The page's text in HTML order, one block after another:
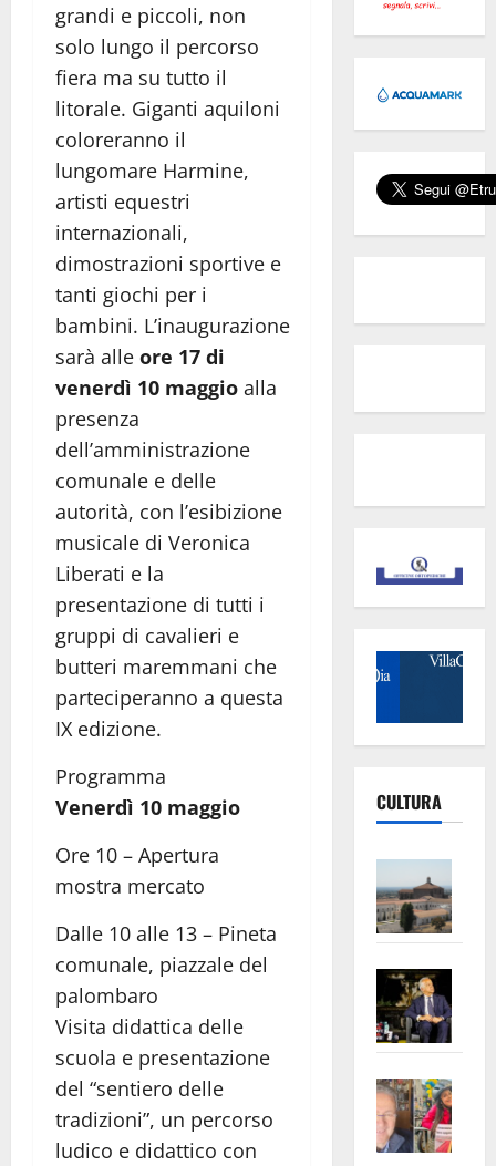
grandi e piccoli, non
solo lungo il percorso
fiera ma su tutto il
litorale. Giganti aquiloni
coloreranno il
lungomare Harmine,
artisti equestri
internazionali,
dimostrazioni sportive e
tanti giochi per i
bambini. L’inaugurazione
sarà alle ore 17 di
venerdì 10 maggio alla
presenza
dell’amministrazione
comunale e delle
autorità, con l’esibizione
musicale di Veronica
Liberati e la
presentazione di tutti i
gruppi di cavalieri e
butteri maremmani che
parteciperanno a questa
IX edizione.
Programma
Venerdì 10 maggio
Ore 10 – Apertura
mostra mercato
Dalle 10 alle 13 – Pineta
comunale, piazzale del
palombaro
Visita didattica delle
scuola e presentazione
del “sentiero delle
tradizioni”, un percorso
ludico e didattico con
CULTURA
apre